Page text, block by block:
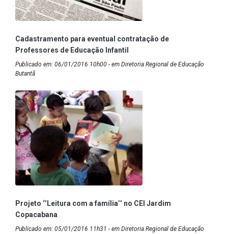
Cadastramento para eventual contratação de
Professores de Educação Infantil
Publicado em: 06/01/2016 10h00 - em Diretoria Regional de Educação
Butantã
Projeto ‘’Leitura com a família’’ no CEI Jardim
Copacabana
Publicado em: 05/01/2016 11h31 - em Diretoria Regional de Educação